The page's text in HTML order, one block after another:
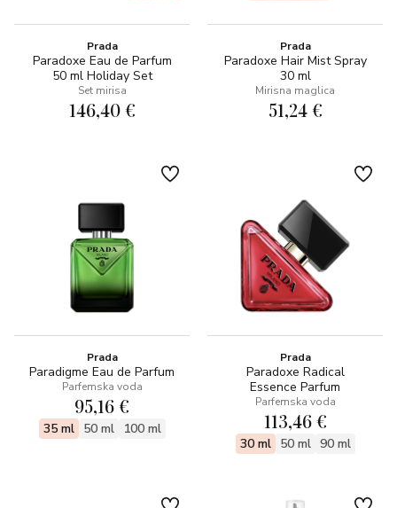
Prada
Paradoxe Eau de Parfum
50 ml Holiday Set
Set mirisa
146,40 €
Prada
Paradoxe Hair Mist Spray
30 ml
Mirisna maglica
51,24 €
Prada
Paradigme Eau de Parfum
Parfemska voda
95,16 €
35 ml 50 ml 100 ml
Prada
Paradoxe Radical
Essence Parfum
Parfemska voda
113,46 €
30 ml 50 ml 90 ml